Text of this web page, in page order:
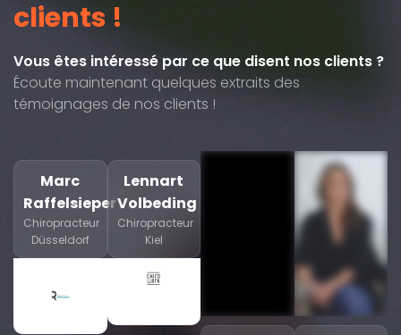
clients !
Vous êtes intéressé par ce que disent nos clients ?
Écoute maintenant quelques extraits des
témoignages de nos clients !
Marc
Raffelsieper
Chiropracteur
Düsseldorf
Lennart
Volbeding
Chiropracteur
Kiel